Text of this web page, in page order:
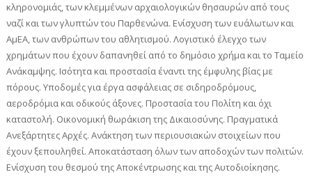
κληρονομιάς, των κλεμμένων αρχαιολογικών θησαυρών από τους
ναζί και των γλυπτών του Παρθενώνα. Ενίσχυση των ευάλωτων και
ΑμΕΑ, των ανθρώπων του αθλητισμού. Λογιστικό έλεγχο των
χρημάτων που έχουν δαπανηθεί από το δημόσιο χρήμα και το Ταμείο
Ανάκαμψης. Ισότητα και προστασία έναντι της έμφυλης βίας με
πόρους. Υποδομές για έργα ασφάλειας σε σιδηροδρόμους,
αεροδρόμια και οδικούς άξονες. Προστασία του Πολίτη και όχι
καταστολή. Οικονομική θωράκιση της Δικαιοσύνης. Πραγματικά
Ανεξάρτητες Αρχές. Ανάκτηση των περιουσιακών στοιχείων που
έχουν ξεπουληθεί. Αποκατάσταση όλων των αποδοχών των πολιτών.
Ενίσχυση του θεσμού της Αποκέντρωσης και της Αυτοδιοίκησης.